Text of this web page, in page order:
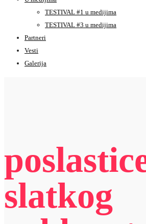
TESTIVAL #1 u medijima
TESTIVAL #3 u medijima
Partneri
Vesti
Galerija
slatkog